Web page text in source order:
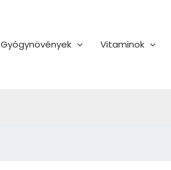
Gyógynövények Vitaminok